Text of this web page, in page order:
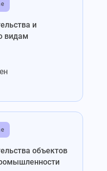
и
видам
объектов